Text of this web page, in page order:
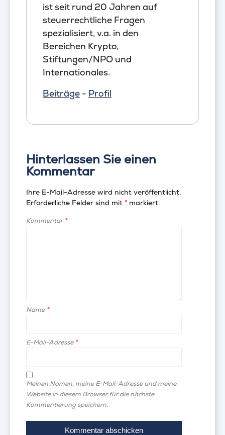
ist seit rund 20 Jahren auf
steuerrechtliche Fragen
spezialisiert, v.a. in den
Bereichen Krypto,
Stiftungen/NPO und
Internationales.
Beiträge - Profil
Hinterlassen Sie einen
Kommentar
Ihre E-Mail-Adresse wird nicht veröffentlicht.
Erforderliche Felder sind mit *markiert.
Kommentar*
Name *
E-Mail-Adresse *
Meinen Namen, meine E-Mail-Adresse und meine
Website in diesem Browser für die nächste
Kommentierung speichern.